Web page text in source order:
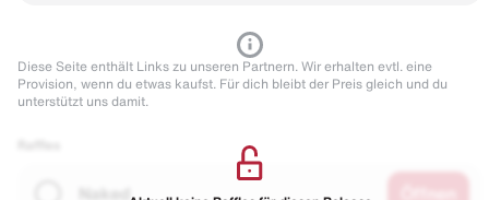
Diese Seite enthält Links zu unseren Partnern. Wir erhalten evtl. eine
Provision, wenn du etwas kaufst. Für dich bleibt der Preis gleich und du
unterstützt uns damit.
Naked